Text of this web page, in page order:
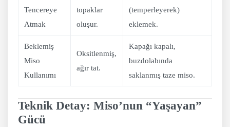
Tencereye
Atmak
topaklar
oluşur.
(temperleyerek)
eklemek.
Beklemiş
Miso
Kullanımı
Oksitlenmiş,
ağır tat.
Kapağı kapalı,
buzdolabında
saklanmış taze miso.
Teknik Detay: Miso’nun “Yaşayan”
Gücü